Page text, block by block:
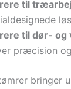
til
til dør- og
præcision
bringer